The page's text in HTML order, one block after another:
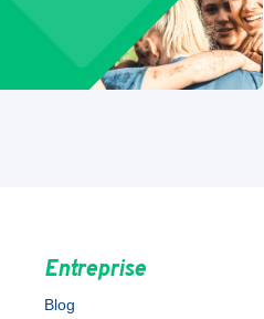
Entreprise
Blog